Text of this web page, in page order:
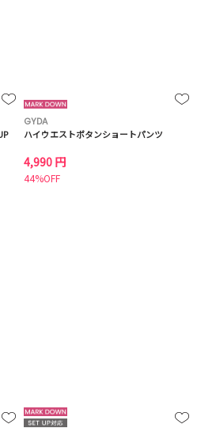
GYDA
ハイウエストボタンショートパンツ
4,990 円
44%OFF